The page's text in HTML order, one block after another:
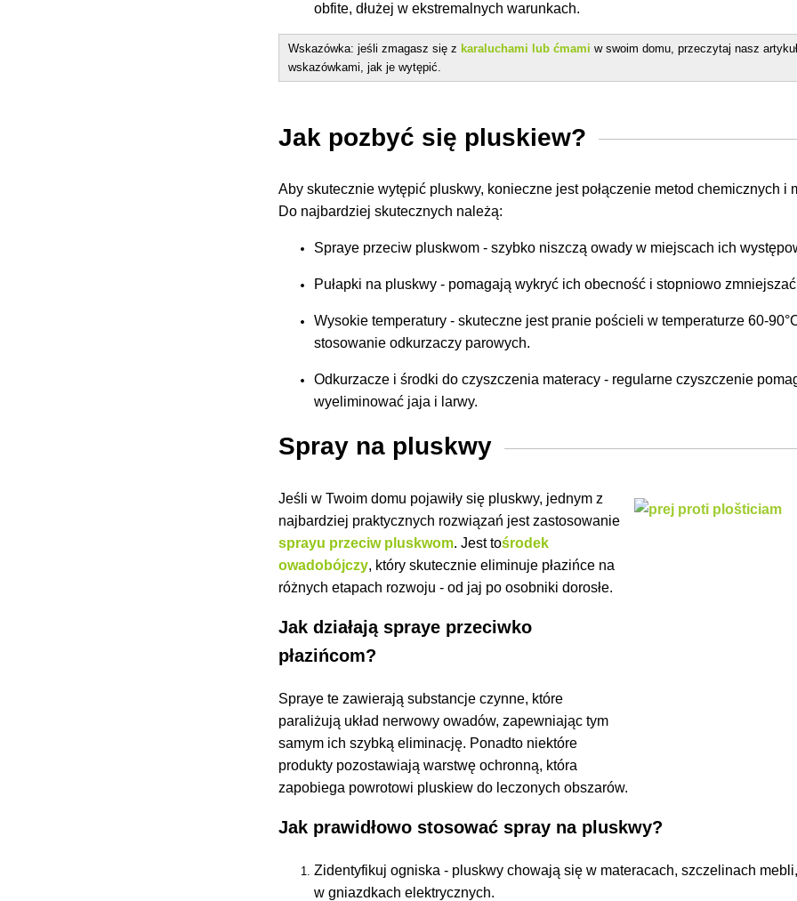
obfite, dłużej w ekstremalnych warunkach.
Wskazówka: jeśli zmagasz się z karaluchami lub ćmami w swoim domu, przeczytaj nasz
wskazówkami, jak je wytępić.
Jak pozbyć się pluskiew?
Aby skutecznie wytępić pluskwy, konieczne jest połączenie metod chemicznych i
Do najbardziej skutecznych należą:
Spraye przeciw pluskwom - szybko niszczą owady w miejscach ich
Pułapki na pluskwy - pomagają wykryć ich obecność i stopniowo
Wysokie temperatury - skuteczne jest pranie pościeli w temperaturze 60-
stosowanie odkurzaczy parowych.
Odkurzacze i środki do czyszczenia materacy - regularne czyszczenie
wyeliminować jaja i larwy.
Spray na pluskwy
Jeśli w Twoim domu pojawiły się pluskwy, jednym z
najbardziej praktycznych rozwiązań jest zastosowanie
sprayu przeciw pluskwom. Jesttośrodek
owadobójczy, który skutecznie eliminuje płazińce na
różnych etapach rozwoju - od jaj po osobniki dorosłe.
Jak działają spraye przeciwko
płazińcom?
Spraye te zawierają substancje czynne, które
paraliżują układ nerwowy owadów, zapewniając tym
samym ich szybką eliminację. Ponadto niektóre
produkty pozostawiają warstwę ochronną, która
zapobiega powrotowi pluskiew do leczonych obszarów.
Jak prawidłowo stosować spray na pluskwy?
Zidentyfikuj ogniska - pluskwy chowają się w materacach, szczelinach
w gniazdkach elektrycznych.